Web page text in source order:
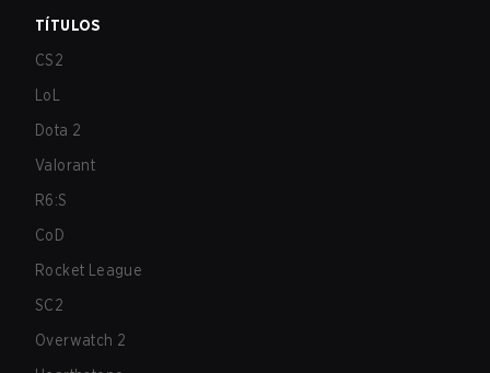
TÍTULOS
CS2
LoL
Dota 2
Valorant
R6:S
CoD
Rocket League
SC2
Overwatch 2